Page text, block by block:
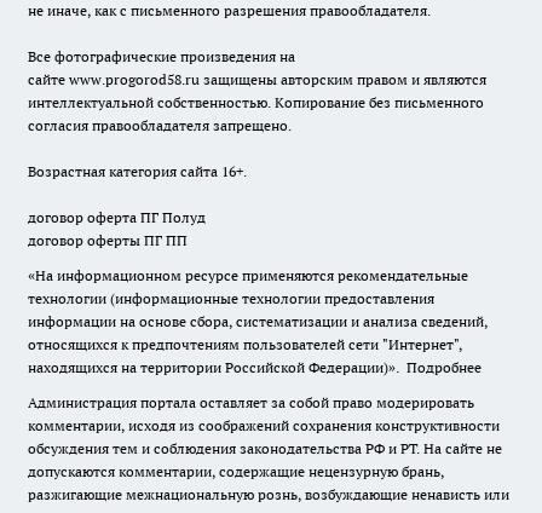
не иначе, как с письменного разрешения правообладателя.
Все фотографические произведения на
сайте www.progorod58.ru защищены авторским правом и являются
интеллектуальной собственностью. Копирование без письменного
согласия правообладателя запрещено.
Возрастная категория сайта 16+.
договор оферта ПГ Полуд
договор оферты ПГ ПП
«На информационном ресурсе применяются рекомендательные
технологии (информационные технологии предоставления
информации на основе сбора, систематизации и анализа сведений,
относящихся к предпочтениям пользователей сети "Интернет",
находящихся на территории Российской Федерации)». Подробнее
Администрация портала оставляет за собой право модерировать
комментарии, исходя из соображений сохранения конструктивности
обсуждения тем и соблюдения законодательства РФ и РТ. На сайте не
допускаются комментарии, содержащие нецензурную брань,
разжигающие межнациональную рознь, возбуждающие ненависть или